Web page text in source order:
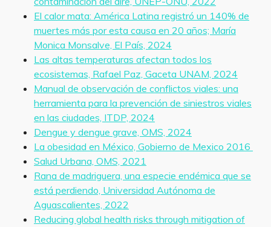
El calor mata: América Latina registró un 140% de
muertes más por esta causa en 20 años; María
Monica Monsalve, El País, 2024
Las altas temperaturas afectan todos los
ecosistemas, Rafael Paz, Gaceta UNAM, 2024
Manual de observación de conflictos viales: una
herramienta para la prevención de siniestros viales
en las ciudades, ITDP, 2024
Dengue y dengue grave, OMS, 2024
La obesidad en México, Gobierno de Mexico 2016
Salud Urbana, OMS, 2021
Rana de madriguera, una especie endémica que se
está perdiendo, Universidad Autónoma de
Aguascalientes, 2022
Reducing global health risks through mitigation of